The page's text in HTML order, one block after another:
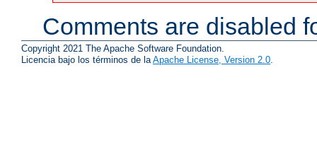
Comments are disabled
Copyright 2021 The Apache Software Foundation.
Licencia bajo los términos de laApache License, Version 2.0.